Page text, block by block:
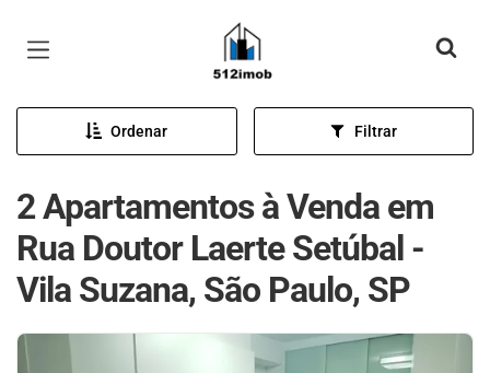
Página inicial
Ordenar Filtrar
2 Apartamentos à Venda em
Rua Doutor Laerte Setúbal -
Vila Suzana, São Paulo, SP